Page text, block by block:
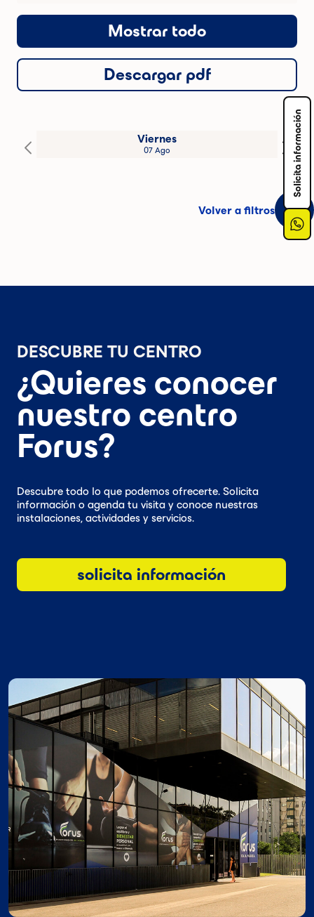
Mostrar todo
Descargar pdf
Viernes
07 Ago
Volver a filtros
DESCUBRE TU CENTRO
¿Quieres conocer
nuestro centro
Forus?
Descubre todo lo que podemos ofrecerte. Solicita
información o agenda tu visita y conoce nuestras
instalaciones, actividades y servicios.
solicita información
Solicita información